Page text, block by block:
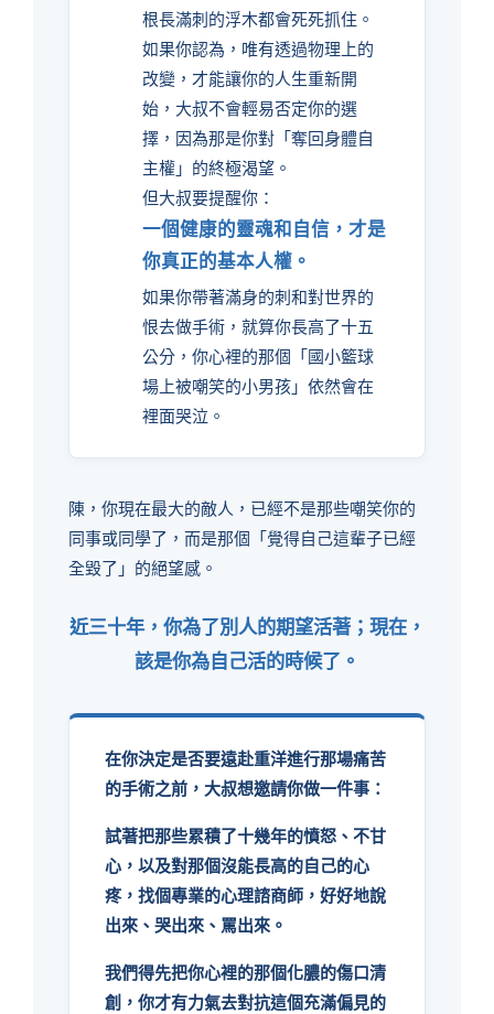
根長滿刺的浮木都會死死抓住。
如果你認為，唯有透過物理上的
改變，才能讓你的人生重新開
始，大叔不會輕易否定你的選
擇，因為那是你對「奪回身體自
主權」的終極渴望。
但大叔要提醒你：
一個健康的靈魂和自信，才是
你真正的基本人權。
如果你帶著滿身的刺和對世界的
恨去做手術，就算你長高了十五
公分，你心裡的那個「國小籃球
場上被嘲笑的小男孩」依然會在
裡面哭泣。
陳，你現在最大的敵人，已經不是那些嘲笑你的
同事或同學了，而是那個「覺得自己這輩子已經
全毀了」的絕望感。
近三十年，你為了別人的期望活著；現在，
該是你為自己活的時候了。
在你決定是否要遠赴重洋進行那場痛苦
的手術之前，大叔想邀請你做一件事：
試著把那些累積了十幾年的憤怒、不甘
心，以及對那個沒能長高的自己的心
疼，找個專業的心理諮商師，好好地說
出來、哭出來、罵出來。
我們得先把你心裡的那個化膿的傷口清
創，你才有力氣去對抗這個充滿偏見的